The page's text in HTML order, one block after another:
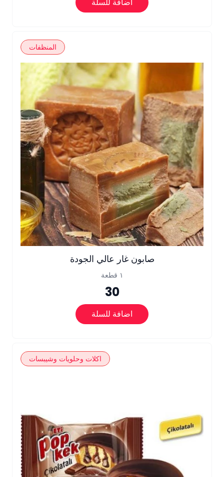
المنظفات
صابون غار عالي الجودة
١ قطعة
30
اضافة للسلة
اكلات وحلويات وشيبسات